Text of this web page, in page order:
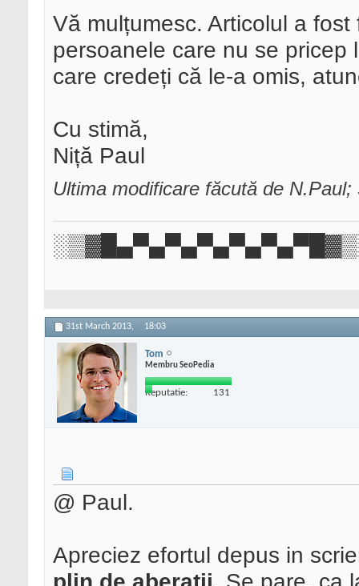
Vă mulțumesc. Articolul a
persoanele care nu se pricep
care credeți că le-a omis,
Cu stimă,
Niță Paul
Ultima modificare făcută de
31st March 2013, 18:03
Tom
Membru SeoPedia
Reputatie: 131
@ Paul.
Apreciez efortul depus in